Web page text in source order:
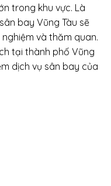
trong khu vực. Là
bay Vũng Tàu sẽ
và thăm quan.
tại thành phố Vũng
dịch vụ sân bay của